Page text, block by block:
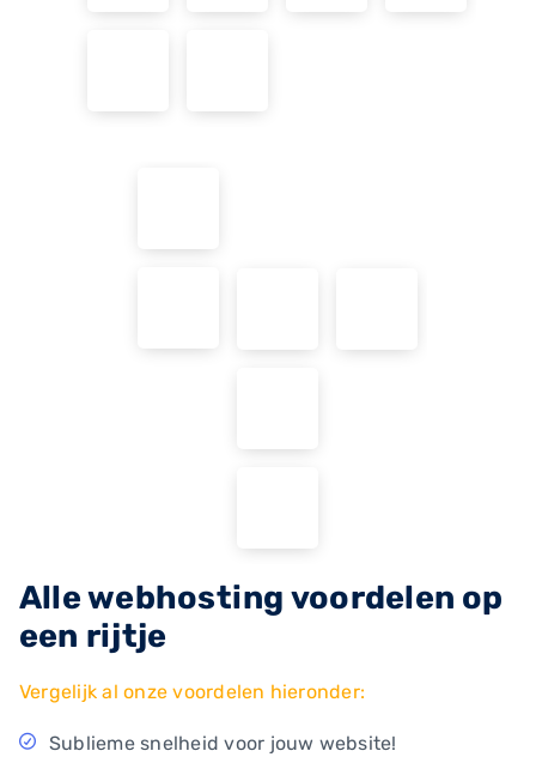
Alle webhosting voordelen op
een rijtje
Vergelijk al onze voordelen hieronder:
Sublieme snelheid voor jouw website!